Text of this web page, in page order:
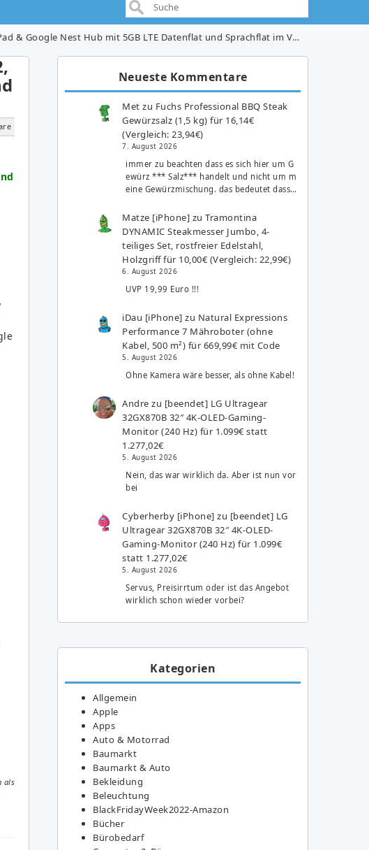
Hub mit 5GB LTE Datenflat und Sprachflat im Vodafone-Netz für 19,99€/Monat
als
Neueste Kommentare
Met zu Fuchs Professional BBQ Steak
Gewürzsalz (1,5 kg) für 16,14€
(Vergleich: 23,94€)
7. August 2026
immer zu beachten dass es sich hier um G
ewürz *** Salz*** handelt und nicht um m
eine Gewürzmischung. das bedeutet dass…
Matze [iPhone] zuTramontina
DYNAMIC Steakmesser Jumbo, 4-
teiliges Set, rostfreier Edelstahl,
Holzgriff für 10,00€ (Vergleich: 22,99€)
6. August 2026
UVP 19,99 Euro !!!
iDau [iPhone] zu Natural Expressions
Performance 7 Mähroboter (ohne
Kabel, 500 m²) für 669,99€ mit Code
5. August 2026
Ohne Kamera wäre besser, als ohne Kabel!
Andre zu [beendet] LG Ultragear
32GX870B 32″ 4K-OLED-Gaming-
Monitor (240 Hz) für 1.099€ statt
1.277,02€
5. August 2026
Nein, das war wirklich da. Aber ist nun vor
bei
Cyberherby [iPhone] zu [beendet] LG
Ultragear 32GX870B 32″ 4K-OLED-
Gaming-Monitor (240 Hz) für 1.099€
statt 1.277,02€
5. August 2026
Servus, Preisirrtum oder ist das Angebot
wirklich schon wieder vorbei?
Kategorien
Allgemein
Apple
Apps
Auto & Motorrad
Baumarkt
Baumarkt & Auto
Bekleidung
Beleuchtung
BlackFridayWeek2022-Amazon
Bücher
Bürobedarf